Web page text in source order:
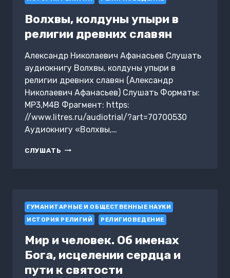
Волхвы, колдуны упыри в
религии древних славян
Александр Николаевич Афанасьев Слушать
аудиокнигу Волхвы, колдуны упыри в
религии древних славян (Александр
Николаевич Афанасьев) Слушать Форматы:
MP3,M4B Фрагмент: https:
//www.litres.ru/audiotrial/?art=70700530
Аудиокнигу «Волхвы,…
СЛУШАТЬ ВОЛХВЫ,
СЛАВЯН
ГУМАНИТАРНЫЕ И ОБЩЕСТВЕННЫЕ НАУКИ
ИСТОРИЯ РЕЛИГИЙ
РЕЛИГИОВЕДЕНИЕ
Мир и человек. Об именах
Бога, исцелении сердца и
пути к святости